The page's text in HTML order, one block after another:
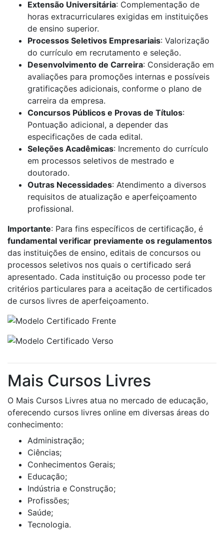
Extensão Universitária: Complementação de
horas extracurriculares exigidas em instituições
de ensino superior.
Processos Seletivos Empresariais: Valorização
do currículo em recrutamento e seleção.
Desenvolvimento de Carreira: Consideração em
avaliações para promoções internas e possíveis
gratificações adicionais, conforme o plano de
carreira da empresa.
Concursos Públicos e Provas de Títulos:
Pontuação adicional, a depender das
especificações de cada edital.
Seleções Acadêmicas: Incremento do currículo
em processos seletivos de mestrado e
doutorado.
Outras Necessidades: Atendimento a diversos
requisitos de atualização e aperfeiçoamento
profissional.
Importante: Para fins específicos de certificação, é
fundamental verificar previamente os regulamentos
das instituições de ensino, editais de concursos ou
processos seletivos nos quais o certificado será
apresentado. Cada instituição ou processo pode ter
critérios particulares para a aceitação de certificados
de cursos livres de aperfeiçoamento.
Mais Cursos Livres
O Mais Cursos Livres atua no mercado de educação,
oferecendo cursos livres online em diversas áreas do
conhecimento:
Administração;
Ciências;
Conhecimentos Gerais;
Educação;
Indústria e Construção;
Profissões;
Saúde;
Tecnologia.